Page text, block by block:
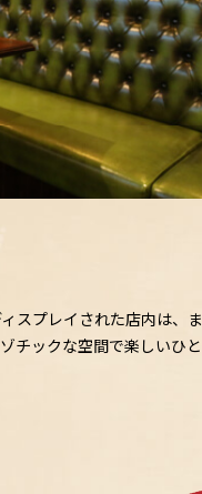
スプレイされた店内は、ま
チックな空間で楽しいひと